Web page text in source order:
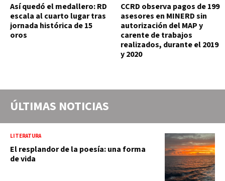
Así quedó el medallero: RD
escala al cuarto lugar tras
jornada histórica de 15
oros
CCRD observa pagos de 199
asesores en MINERD sin
autorización del MAP y
carente de trabajos
realizados, durante el 2019
y 2020
ÚLTIMAS NOTICIAS
LITERATURA
El resplandor de la poesía: una forma
de vida